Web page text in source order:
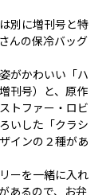
別に増刊号と特
んの保冷バッグ
がかわいい「ハ
刊号）と、原作
トファー・ロビ
いした「クラシ
インの２種があ
ーを一緒に入れ
あるので、お弁